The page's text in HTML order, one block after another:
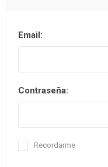
Email:
Contraseña:
Recordarme